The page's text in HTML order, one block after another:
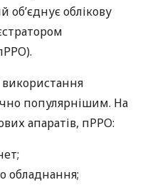
об’єднує облікову
використання
популярнішим. На
апаратів, пРРО:
обладнання;